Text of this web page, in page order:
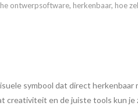
ontwerpsoftware, herkenbaar, hoe
symbool dat direct
en de juiste tools kun